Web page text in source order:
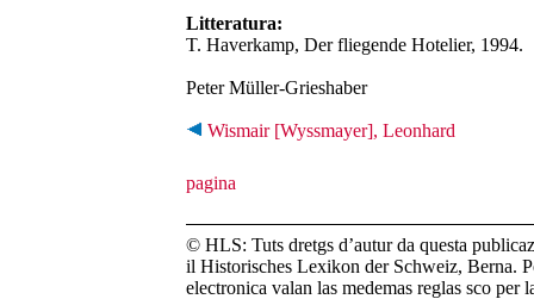
Litteratura:
T. Haverkamp, Der fliegende Hotelier, 1994.
Peter Müller-Grieshaber
Wismair [Wyssmayer], Leonhard
© HLS: Tuts dretgs d’autur da questa
il Historisches Lexikon der Schweiz, Berna.
electronica valan las medemas reglas sco per